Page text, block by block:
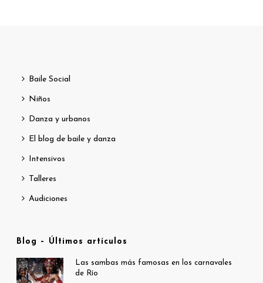
Baile Social
Niños
Danza y urbanos
El blog de baile y danza
Intensivos
Talleres
Audiciones
Blog – Últimos artículos
Las sambas más famosas en los carnavales
de Río